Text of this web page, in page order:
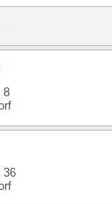
8
36